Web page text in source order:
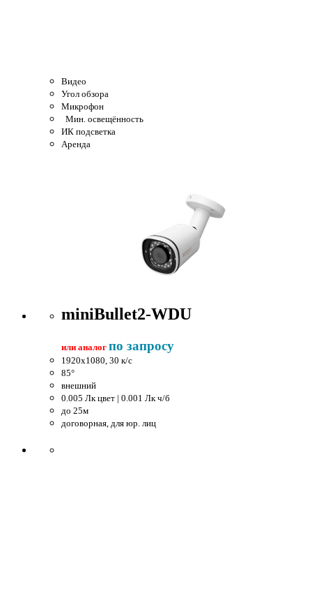
Видео
Угол обзора
Микрофон
Мин. освещённость
ИК подсветка
Аренда
miniBullet2-WDU
или аналог по запросу
1920x1080, 30 к/c
85°
внешний
0.005 Лк цвет | 0.001 Лк ч/б
до 25м
договорная, для юр. лиц